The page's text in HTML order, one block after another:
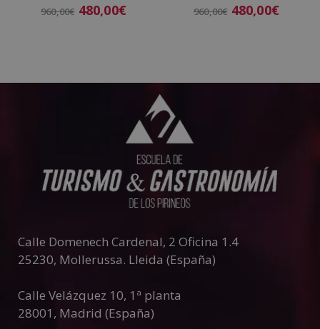
960,00€ 480,00€ 960,00€ 480,00€
Calle Domenech Cardenal, 2 Oficina 1.4
25230, Mollerussa. Lleida (España)
Calle Velázquez 10, 1ª planta
28001 , Madrid (España)